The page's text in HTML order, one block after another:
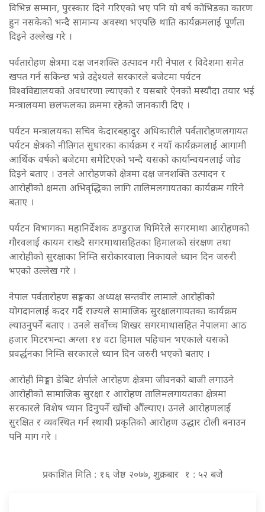
विभिन्न सम्मान, पुरस्कार दिने गरिएको भए पनि यो वर्ष कोभिडका कारण
हुन नसकेको भन्दै सामान्य अवस्था भएपछि थाति कार्यक्रमलाई पूर्णता
दिइने उल्लेख गरे ।
पर्वतारोहण क्षेत्रमा दक्ष जनशक्ति उत्पादन गरी नेपाल र विदेशमा समेत
खपत गर्न सकिन्छ भन्ने उद्देश्यले सरकारले बजेटमा पर्यटन
विश्वविद्यालयको अवधारणा ल्याएको र यसबारे ऐनको मस्यौदा तयार भई
मन्त्रालयमा छलफलका क्रममा रहेको जानकारी दिए ।
पर्यटन मन्त्रालयका सचिव केदारबहादुर अधिकारीले पर्वतारोहणलगायत
पर्यटन क्षेत्रको नीतिगत सुधारका कार्यक्रम र नयाँ कार्यक्रमलाई आगामी
आर्थिक वर्षको बजेटमा समेटिएको भन्दै यसको कार्यान्वयनलाई जोड
दिइने बताए । उनले आरोहणको क्षेत्रमा दक्ष जनशक्ति उत्पादन र
आरोहीको क्षमता अभिवृद्धिका लागि तालिमलगायतका कार्यक्रम गरिने
बताए ।
पर्यटन विभागका महानिर्देशक डण्डुराज घिमिरेले सगरमाथा आरोहणको
गौरवलाई कायम राख्दै सगरमाथासहितका हिमालको संरक्षण तथा
आरोहीको सुरक्षाका निम्ति सरोकारवाला निकायले ध्यान दिन जरुरी
भएको उल्लेख गरे ।
नेपाल पर्वतारोहण सङ्घका अध्यक्ष सन्तवीर लामाले आरोहीको
योगदानलाई कदर गर्दै राज्यले सामाजिक सुरक्षालगायतका कार्यक्रम
ल्याउनुपर्ने बताए । उनले सर्वोच्च शिखर सगरमाथासहित नेपालमा आठ
हजार मिटरभन्दा अग्ला १४ वटा हिमाल पहिचान भएकाले यसको
प्रवर्द्धनका निम्ति सरकारले ध्यान दिन जरुरी भएको बताए ।
आरोही मिङ्मा डेबिट शेर्पाले आरोहण क्षेत्रमा जीवनको बाजी लगाउने
आरोहीको सामाजिक सुरक्षा र आरोहण तालिमलगायतका क्षेत्रमा
सरकारले विशेष ध्यान दिनुपर्ने खाँचो औँल्याए। उनले आरोहणलाई
सुरक्षित र व्यवस्थित गर्न स्थायी प्रकृतिको आरोहण उद्धार टोली बनाउन
पनि माग गरे ।
प्रकाशित मिति : १६ जेष्ठ २०७७, शुक्रबार १ : ५२ बजे